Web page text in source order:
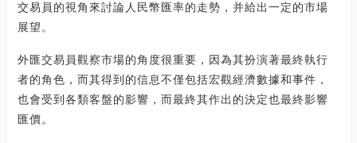
交易員的視角來討論人民幣匯率的走勢，并給出一定的市場
展望。
外匯交易員觀察市場的角度很重要，因為其扮演著最終執行
者的角色，而其得到的信息不僅包括宏觀經濟數據和事件，
也會受到各類客盤的影響，而最終其作出的決定也最終影響
匯價。